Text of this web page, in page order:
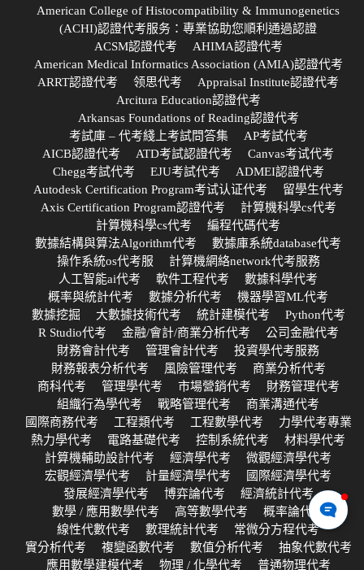
American College of Histocompatibility & Immunogenetics
(ACHI)認證代考服务：專業協助您順利通過認證
ACSM認證代考
AHIMA認證代考
American Medical Informatics Association (AMIA)認證代考
ARRT認證代考
领思代考
Appraisal Institute認證代考
Arcitura Education認證代考
Arkansas Foundations of Reading認證代考
考試庫 – 代考綫上考試問答集
AP考試代考
AICB認證代考
ATD考試認證代考
Canvas考试代考
Chegg考試代考
EJU考試代考
ADMEI認證代考
Autodesk Certification Program考试认证代考
留學生代考
Axis Certification Program認證代考
計算機科學cs代考
計算機科學cs代考
編程代碼代考
數據結構與算法Algorithm代考
數據庫系統database代考
操作系統os代考服
計算機網絡network代考服務
人工智能ai代考
軟件工程代考
數據科學代考
概率與統計代考
數據分析代考
機器學習ML代考
數據挖掘
大數據技術代考 統計建模代考
Python代考
R Studio代考
金融/會計/商業分析代考
公司金融代考
財務會計代考
管理會計代考
投資學代考服務
財務報表分析代考
風險管理代考
商業分析代考
商科代考
管理學代考 市場營銷代考
財務管理代考
組織行為學代考
戰略管理代考
商業溝通代考
國際商務代考
工程類代考 工程數學代考
力學代考專業
熱力學代考
電路基礎代考 控制系統代考
材料學代考
計算機輔助設計代考
經濟學代考
微觀經濟學代考
宏觀經濟學代考
計量經濟學代考
國際經濟學代考
發展經濟學代考
博弈論代考
經濟統計代考
數學 / 應用數學代考
高等數學代考
概率論代考
線性代數代考
數理統計代考
常微分方程代考
實分析代考
複變函數代考 數值分析代考
抽象代數代考
應用數學建模代考
物理 / 化學代考 普通物理代考